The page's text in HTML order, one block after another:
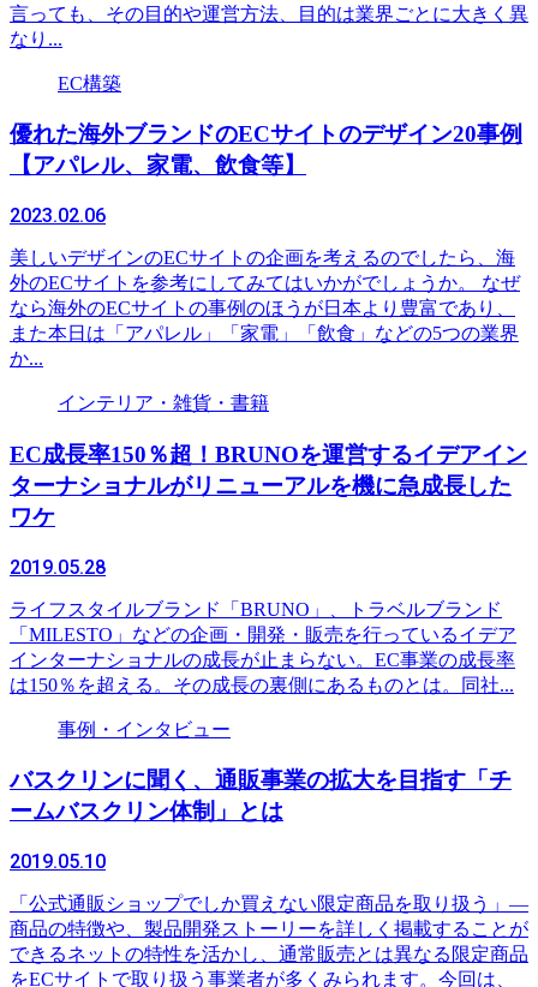
言っても、その目的や運営方法、目的は業界ごとに大きく異
なり...
EC構築
優れた海外ブランドのECサイトのデザイン20事例
【アパレル、家電、飲食等】
2023.02.06
美しいデザインのECサイトの企画を考えるのでしたら、海
外のECサイトを参考にしてみてはいかがでしょうか。 なぜ
なら海外のECサイトの事例のほうが日本より豊富であり、
また本日は「アパレル」「家電」「飲食」などの5つの業界
か...
インテリア・雑貨・書籍
EC成長率150％超！BRUNOを運営するイデアイン
ターナショナルがリニューアルを機に急成長した
ワケ
2019.05.28
ライフスタイルブランド「BRUNO」、トラベルブランド
「MILESTO」などの企画・開発・販売を行っているイデア
インターナショナルの成長が止まらない。EC事業の成長率
は150％を超える。その成長の裏側にあるものとは。同社...
事例・インタビュー
バスクリンに聞く、通販事業の拡大を目指す「チ
ームバスクリン体制」とは
2019.05.10
「公式通販ショップでしか買えない限定商品を取り扱う」―
商品の特徴や、製品開発ストーリーを詳しく掲載することが
できるネットの特性を活かし、通常販売とは異なる限定商品
をECサイトで取り扱う事業者が多くみられます。今回は、